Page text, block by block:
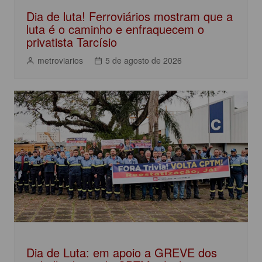
Dia de luta! Ferroviários mostram que a
luta é o caminho e enfraquecem o
privatista Tarcísio
metroviarios 5 de agosto de 2026
Dia de Luta: em apoio a GREVE dos